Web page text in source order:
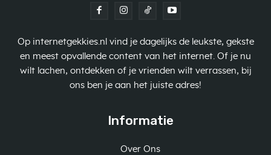
Op internetgekkies.nl vind je dagelijks de leukste, gekste
en meest opvallende content van het internet. Of je nu
wilt lachen, ontdekken of je vrienden wilt verrassen, bij
ons ben je aan het juiste adres!
Informatie
Over Ons